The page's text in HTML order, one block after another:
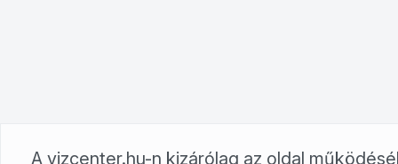
A vizcenter.hu-n kizárólag az oldal